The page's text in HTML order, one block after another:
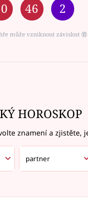
46 2
může vzniknout závislost ⑱
HOROSKOP
znamení a zjistěte,